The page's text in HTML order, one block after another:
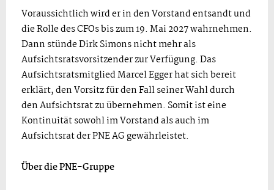
Voraussichtlich wird er in den Vorstand entsandt und
die Rolle des CFOs bis zum 19. Mai 2027 wahrnehmen.
Dann stünde Dirk Simons nicht mehr als
Aufsichtsratsvorsitzender zur Verfügung. Das
Aufsichtsratsmitglied Marcel Egger hat sich bereit
erklärt, den Vorsitz für den Fall seiner Wahl durch
den Aufsichtsrat zu übernehmen. Somit ist eine
Kontinuität sowohl im Vorstand als auch im
Aufsichtsrat der PNE AG gewährleistet.
Über die PNE-Gruppe